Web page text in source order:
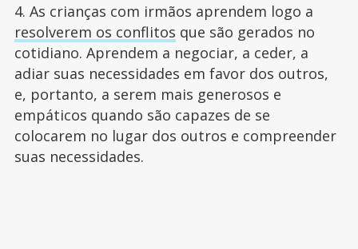
4. As crianças com irmãos aprendem logo a
resolverem os conflitos que são gerados no
cotidiano. Aprendem a negociar, a ceder, a
adiar suas necessidades em favor dos outros,
e, portanto, a serem mais generosos e
empáticos quando são capazes de se
colocarem no lugar dos outros e compreender
suas necessidades.